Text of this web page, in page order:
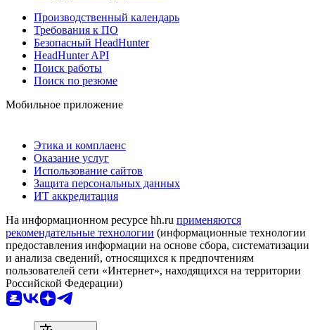
Производственный календарь
Требования к ПО
Безопасный HeadHunter
HeadHunter API
Поиск работы
Поиск по резюме
Мобильное приложение
Этика и комплаенс
Оказание услуг
Использование сайтов
Защита персональных данных
ИТ аккредитация
На информационном ресурсе hh.ru применяются
рекомендательные технологии (информационные технологии
предоставления информации на основе сбора, систематизации
и анализа сведений, относящихся к предпочтениям
пользователей сети «Интернет», находящихся на территории
Российской Федерации)